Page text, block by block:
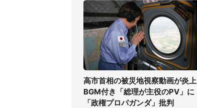
高市首相の被災地視察動画が炎上
BGM付き「総理が主役のPV」に
「政権プロパガンダ」批判